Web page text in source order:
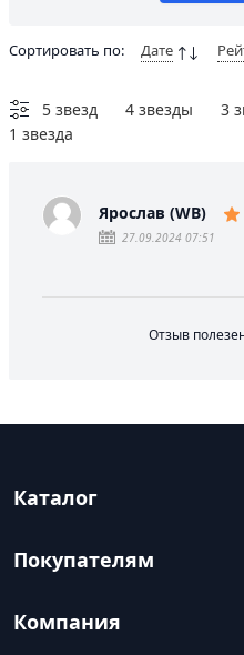
Сортировать по: Дате
5 звезд 4 звезды 3
1 звезда
Ярослав (WB)
27.09.2024 07:51
Отзыв
Каталог
Покупателям
Компания